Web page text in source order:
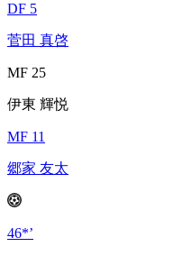
DF 5
菅田 真啓
MF 25
伊東 輝悦
MF 11
郷家 友太
46*’